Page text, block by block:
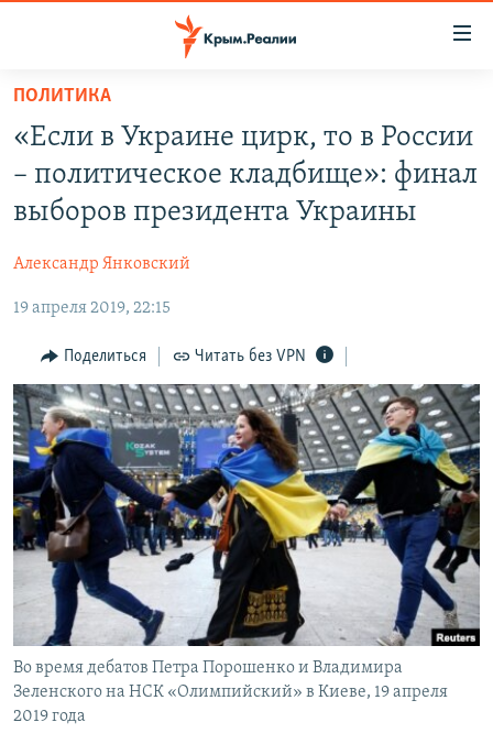
Вернуться
основному
содержанию
Вернутся
главной
навигации
Вернутся
поиску
ГРУЗ 200
11 ЛЕТ ОККУПАЦИИ КРЫМА. 11 ИСТОРИЙ СОПРОТИВЛЕНИЯ
ВОДА
ЕЩЕ
ИНТЕРАКТИВ
ИНФОГРАФИКА
ТЕЛЕПРОЕКТ КРЫМ.РЕАЛИИ
СОВЕТЫ ПРАВОЗАЩИТНИКОВ
ПРОПАВШИЕ БЕЗ ВЕСТИ
ПОБЕДИТЕЛЕЙ НЕ СУДЯТ?
КРЫМ.НЕПОКОРЕННЫЙ
ELIFBE
УКРАИНСКАЯ ПРОБЛЕМА КРЫМА
РАДІО СВОБОДА
КАК ОБОЙТИ БЛОКИРОВКУ
Українською
Qırımtatar
ПРИСОЕДИНЯЙТЕСЬ!
Все сайты RFE/RL
ПОЛИТИКА
«Если в Украине цирк, то в России
– политическое кладбище»: финал
выборов президента Украины
Александр Янковский
19 апреля 2019, 22:15
Поделиться Читать без VPN
Во время дебатов Петра Порошенко и Владимира
Зеленского на НСК «Олимпийский» в Киеве, 19 апреля
2019 года